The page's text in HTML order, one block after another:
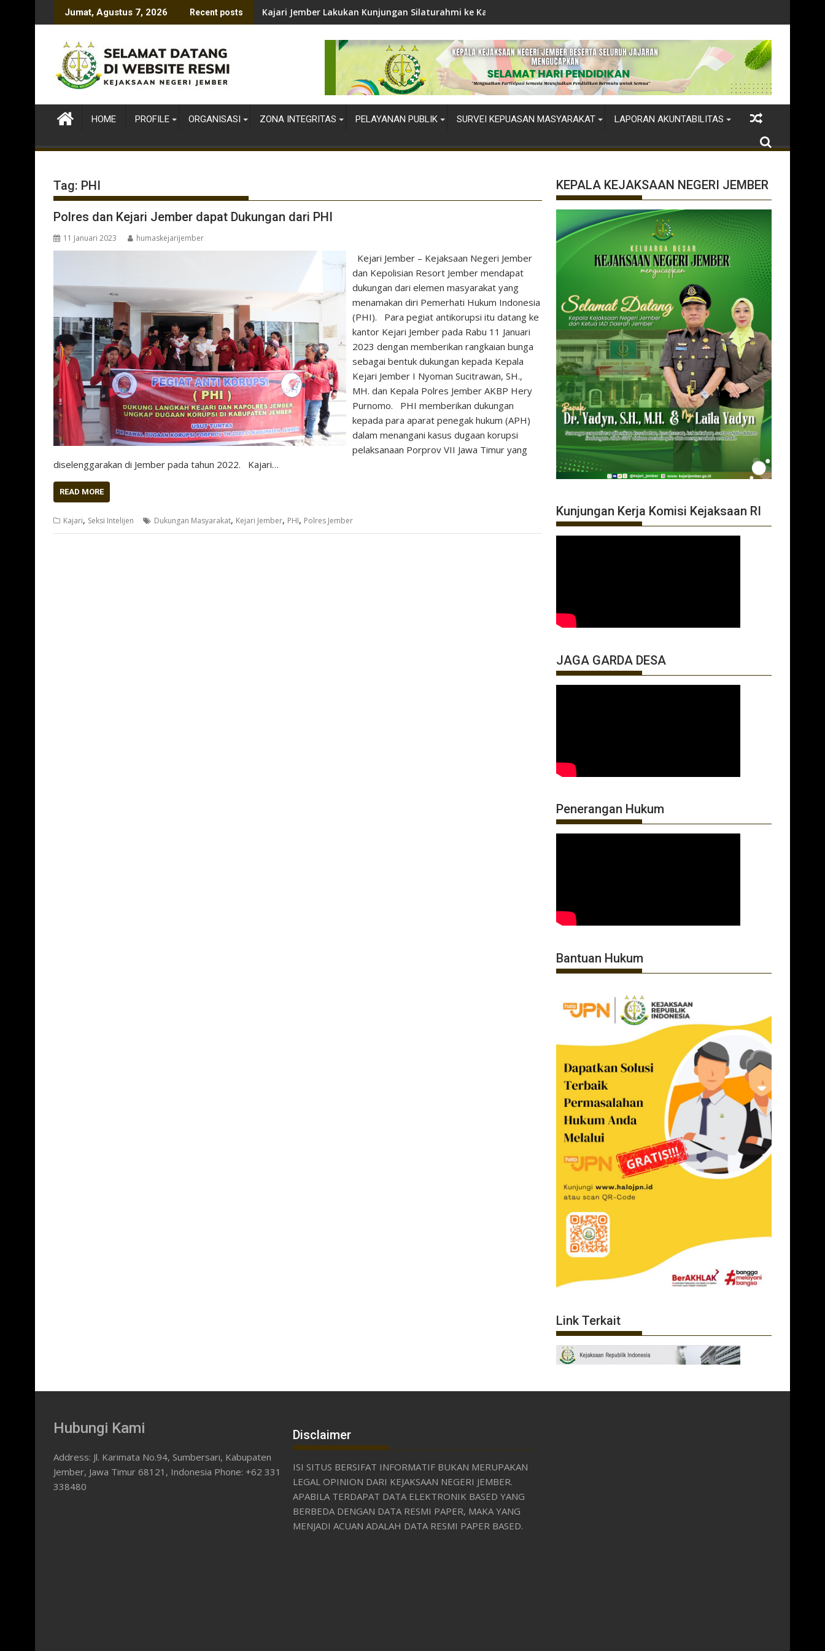
to
Jumat, Agustus 7, 2026 Recent posts Kajari Jember Lakukan Kunjungan Silaturahmi ke Kapolres Jember
HOME PROFILE ORGANISASI ZONA INTEGRITAS PELAYANAN PUBLIK SURVEI KEPUASAN MASYARAKAT LAPORAN AKUNTABILITAS
Tag: PHI
Polres dan Kejari Jember dapat Dukungan dari PHI
11 Januari 2023 humaskejarijember
Kejari Jember – Kejaksaan Negeri Jember
dan Kepolisian Resort Jember mendapat
dukungan dari elemen masyarakat yang
menamakan diri Pemerhati Hukum Indonesia
(PHI). Para pegiat antikorupsi itu datang ke
kantor Kejari Jember pada Rabu 11 Januari
2023 dengan memberikan rangkaian bunga
sebagai bentuk dukungan kepada Kepala
Kejari Jember I Nyoman Sucitrawan, SH.,
MH. dan Kepala Polres Jember AKBP Hery
Purnomo. PHI memberikan dukungan
kepada para aparat penegak hukum (APH)
dalam menangani kasus dugaan korupsi
pelaksanaan Porprov VII Jawa Timur yang
diselenggarakan di Jember pada tahun 2022. Kajari…
READ MORE
Kajari, Seksi Intelijen Dukungan Masyarakat, Kejari Jember, PHI, Polres Jember
KEPALA KEJAKSAAN NEGERI JEMBER
Kunjungan Kerja Komisi Kejaksaan RI
JAGA GARDA DESA
Penerangan Hukum
Bantuan Hukum
Link Terkait
Hubungi Kami
Address: Jl. Karimata No.94, Sumbersari, Kabupaten
Jember, Jawa Timur 68121, Indonesia Phone: +62 331
338480
Disclaimer
ISI SITUS BERSIFAT INFORMATIF BUKAN MERUPAKAN
LEGAL OPINION DARI KEJAKSAAN NEGERI JEMBER.
APABILA TERDAPAT DATA ELEKTRONIK BASED YANG
BERBEDA DENGAN DATA RESMI PAPER, MAKA YANG
MENJADI ACUAN ADALAH DATA RESMI PAPER BASED.